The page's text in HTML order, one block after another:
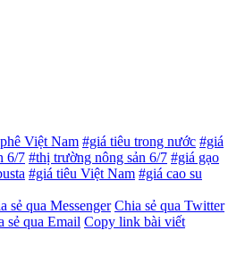
Việt Nam #giá tiêu trong nước #giá
6/7 #thị trường nông sản 6/7 #giá gạo
#giá tiêu Việt Nam #giá cao su
sẻ qua Messenger Chia sẻ qua Twitter
sẻ qua Email Copy link bài viết